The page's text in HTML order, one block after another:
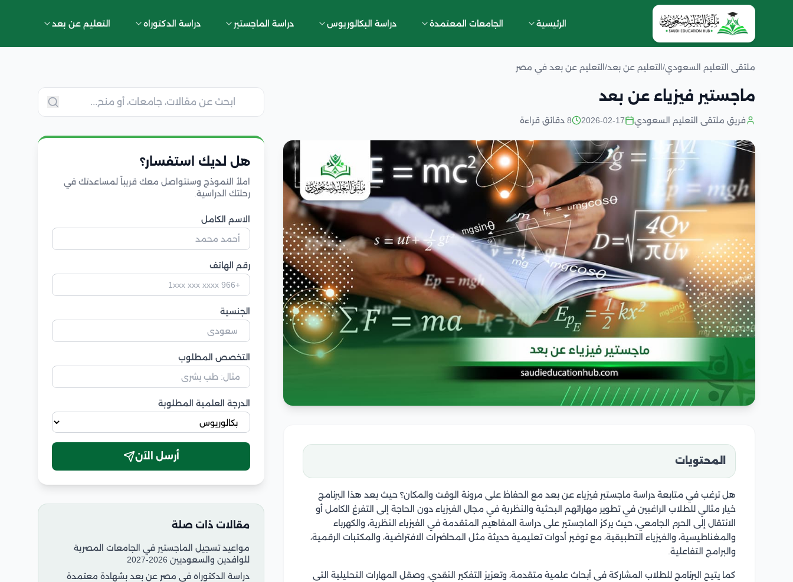
الرئيسية الجامعات المعتمدة دراسة البكالوريوس دراسة الماجستير دراسة الدكتوراه التعليم عن بعد
ملتقى التعليم السعودي/ التعليم عن بعد/ التعليم عن بعد في مصر
ماجستير فيزياء عن بعد
فريق ملتقى التعليم السعودي 2026-02-17 8 دقائق قراءة
المحتويات
هل ترغب في متابعة دراسة ماجستير فيزياء عن بعد مع الحفاظ على مرونة الوقت والمكان؟ حيث يعد هذا البرنامج
خيار مثالي للطلاب الراغبين في تطوير مهاراتهم البحثية والنظرية في مجال الفيزياء دون الحاجة إلى التفرغ الكامل أو
الانتقال إلى الحرم الجامعي، حيث يركز الماجستير على دراسة المفاهيم المتقدمة في الفيزياء النظرية، والكهرباء
والمغناطيسية، والفيزياء التطبيقية، مع توفير أدوات تعليمية حديثة مثل المحاضرات الافتراضية، والمكتبات الرقمية،
والبرامج التفاعلية.
كما يتيح البرنامج للطلاب المشاركة في أبحاث علمية متقدمة، وتعزيز التفكير النقدي، وصقل المهارات التحليلية التي
هل لديك استفسار؟
املأ النموذج وسنتواصل معك قريباً لمساعدتك في
رحلتك الدراسية.
الاسم الكامل
رقم الهاتف
الجنسية
التخصص المطلوب
الدرجة العلمية المطلوبة
أرسل الآن
مقالات ذات صلة
مواعيد تسجيل الماجستير في الجامعات المصرية
للوافدين والسعوديين 2026-2027
دراسة الدكتوراه في مصر عن بعد بشهادة معتمدة